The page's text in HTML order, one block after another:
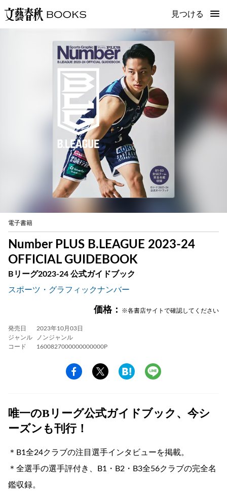
見つける
電子書籍
Number PLUS B.LEAGUE 2023-24
OFFICIAL GUIDEBOOK
Bリーグ2023-24 公式ガイドブック
スポーツ・グラフィックナンバー
価格： ※各書店サイトで確認してください
発売日
2023年10月03日
ジャンル
ノンジャンル
コード
1600827000000000000P
唯一のBリーグ公式ガイドブック、今シ
ーズンも刊行！
＊B1全24クラブの注目選手インタビューを掲載。
＊全選手の選手評付き、B1・B2・B3全56クラブの完全名
鑑収録。